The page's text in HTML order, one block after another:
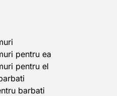
pentru ea
pentru el
barbati